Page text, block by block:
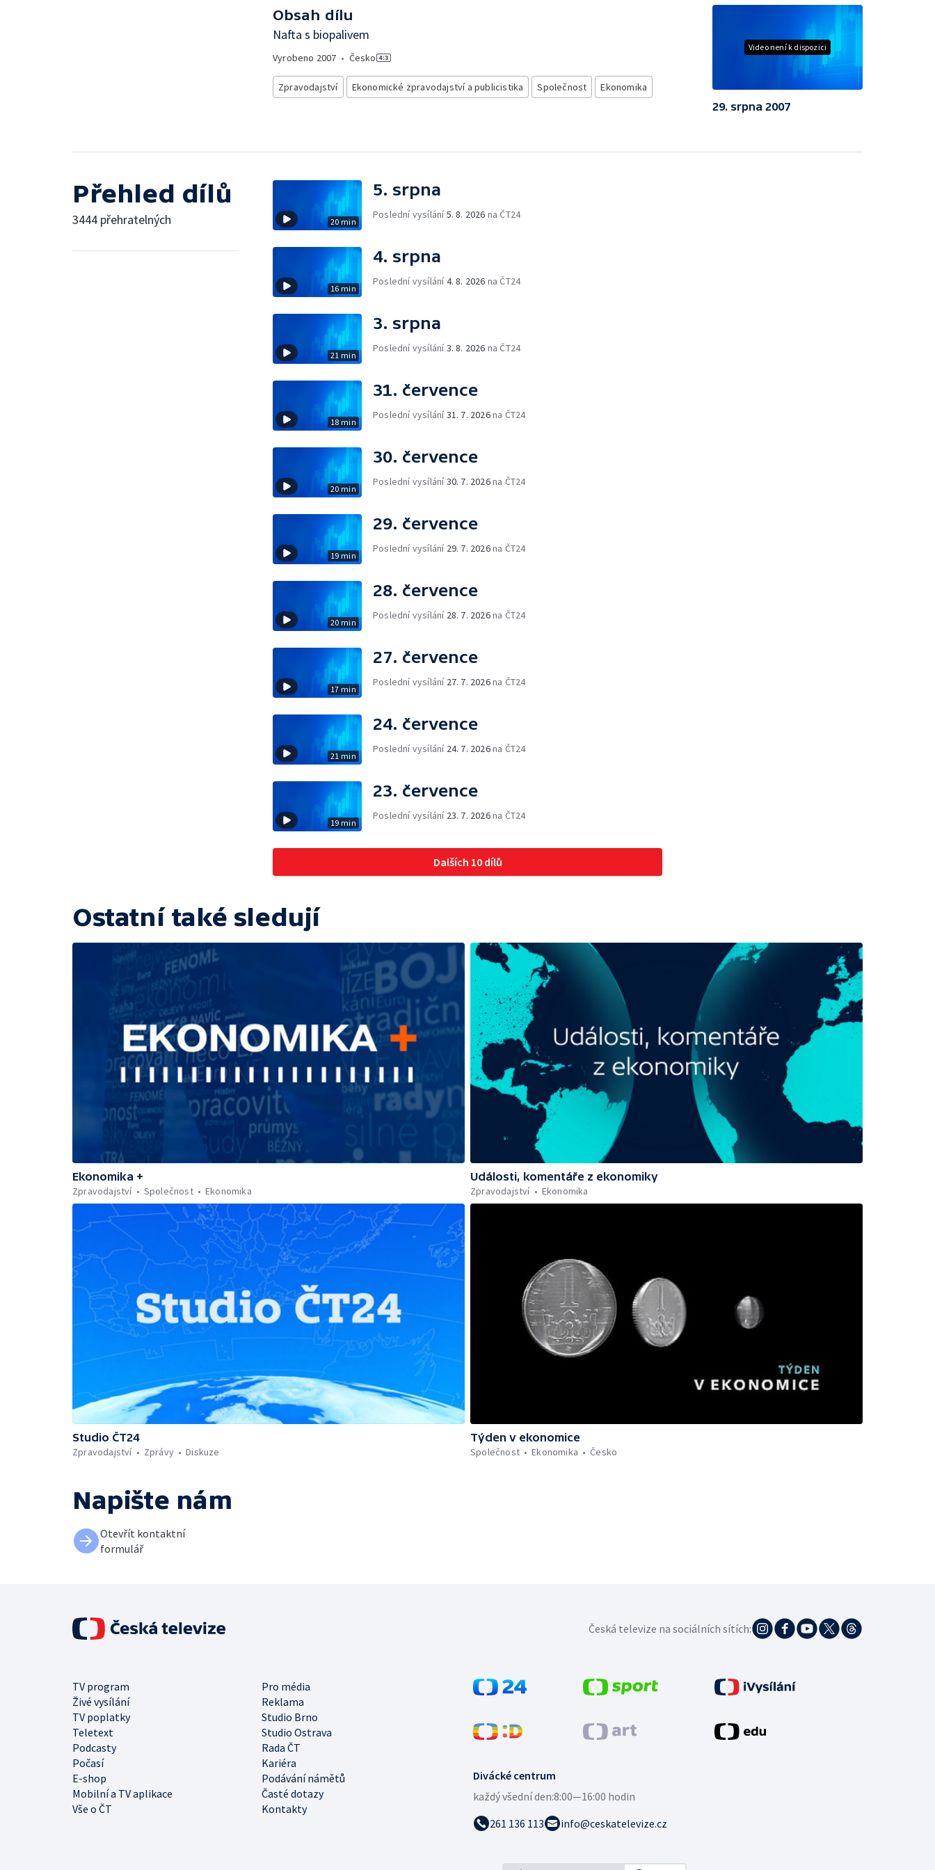
Obsah dílu
Nafta s biopalivem
Vyrobeno 2007 • Česko
Zpravodajství Ekonomické zpravodajství a publicistika Společnost Ekonomika
Video není k dispozici
29. srpna 2007
Přehled dílů
3444 přehratelných 20 min
5. srpna
Poslední vysílání5. 8. 2026 na ČT24
16 min
4. srpna
Poslední vysílání4. 8. 2026 na ČT24
21 min
3. srpna
Poslední vysílání3. 8. 2026 na ČT24
18 min
31. července
Poslední vysílání31. 7. 2026na ČT24
20 min
30. července
Poslední vysílání30. 7. 2026na ČT24
19 min
29. července
Poslední vysílání 29. 7. 2026na ČT24
20 min
28. července
Poslední vysílání 28. 7. 2026na ČT24
17 min
27. července
Poslední vysílání 27. 7. 2026na ČT24
21 min
24. července
Poslední vysílání 24. 7. 2026na ČT24
19 min
23. července
Poslední vysílání 23. 7. 2026na ČT24
Dalších 10 dílů
Ostatní také sledují
Ekonomika +
Zpravodajství
Společnost Ekonomika
Události, komentáře z ekonomiky
Zpravodajství
Ekonomika
Studio ČT24
Zpravodajství
Zprávy Diskuze
Týden v ekonomice
Společnost
Ekonomika Česko
Napište nám
Otevřít kontaktní
formulář
Divácké centrum
každý všední den:8:00—16:00 hodin
261 136 113
info@ceskatelevize.cz
TV program
Pro média
Živé vysílání
Reklama
TV poplatky
Studio Brno
Teletext
Studio Ostrava
Podcasty
Rada ČT
Počasí
Kariéra
E-shop
Podávání námětů
Mobilní a TV aplikace
Časté dotazy
Vše o ČT
Kontakty
Česká televize na sociálních sítích: